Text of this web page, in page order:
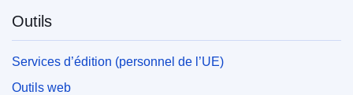
Outils
Services d’édition (personnel de l’UE)
Outils web